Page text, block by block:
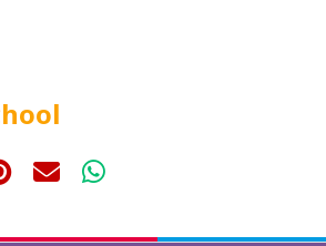
PinterestE-mailWhatsApp